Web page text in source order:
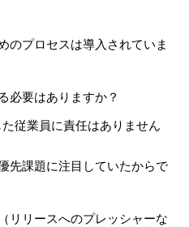
のプロセスは導入されていま
必要はありますか？
従業員に責任はありません
先課題に注目していたからで
リリースへのプレッシャーな